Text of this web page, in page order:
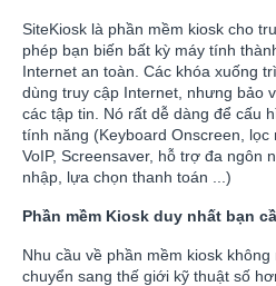
SiteKiosk là phần mềm kiosk cho
phép bạn biến bất kỳ máy tính
Internet an toàn. Các khóa xuống
dùng truy cập Internet, nhưng bảo
các tập tin. Nó rất dễ dàng để cấu
tính năng (Keyboard Onscreen,
VoIP, Screensaver, hỗ trợ đa ngôn
nhập, lựa chọn thanh toán ...)
Phần mềm Kiosk duy nhất bạn
Nhu cầu về phần mềm kiosk
chuyển sang thế giới kỹ thuật số